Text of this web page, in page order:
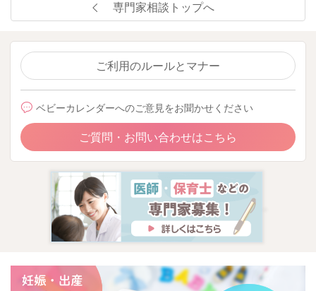
専門家相談トップへ
ご利用のルールとマナー
ベビーカレンダーへのご意見をお聞かせください
ご質問・お問い合わせはこちら